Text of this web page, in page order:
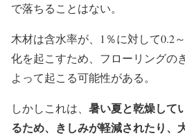
で落ちることはない。
木材は含水率が、1％に対して0.2
化を起こすため、フローリングの
よって起こる可能性がある。
しかしこれは、 暑い夏と乾燥して
るため、きしみが軽減されたり、